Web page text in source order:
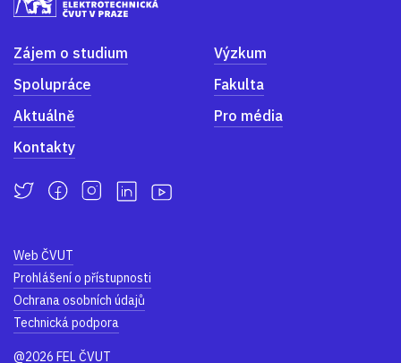
Zájem o studium
Výzkum
Spolupráce
Fakulta
Aktuálně
Pro média
Kontakty
Web ČVUT
Prohlášení o přístupnosti
Ochrana osobních údajů
Technická podpora
@2026 FEL ČVUT